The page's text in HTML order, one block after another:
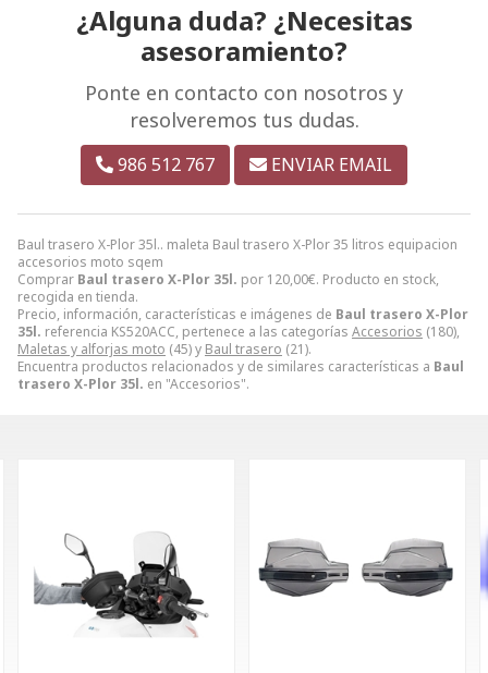
Baul trasero X-Plor 35l.. maleta Baul trasero X-Plor 35 litros equipacion
accesorios moto sqem
Comprar Baul trasero X-Plor 35l. por 120,00€. Producto en stock,
recogida en tienda.
Precio, información, características e imágenes de Baul trasero X-Plor
35l. referencia KS520ACC, pertenece a las categorías Accesorios (180),
Maletas y alforjas moto (45) y Baul trasero (21).
Encuentra productos relacionados y de similares características a Baul
trasero X-Plor 35l. en "Accesorios".
¿Alguna duda? ¿Necesitas
asesoramiento?
Ponte en contacto con nosotros y
resolveremos tus dudas.
986 512 767 ENVIAR EMAIL